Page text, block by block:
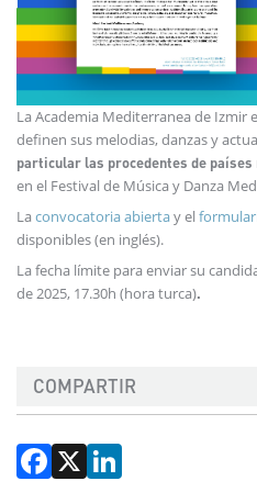
La Academia Mediterranea de Izmir
definen sus melodias, danzas y
particular las procedentes de
en el Festival de Música y Danza
La convocatoria abiertay el
disponibles (en inglés).
La fecha límite para enviar su
de 2025, 17.30h (hora turca).
COMPARTIR
Facebook
X